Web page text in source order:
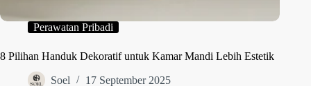
Perawatan Pribadi
8 Pilihan Handuk Dekoratif untuk Kamar Mandi Lebih Estetik
Soel 17 September 2025